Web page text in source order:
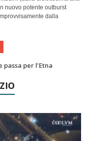
nuovo potente outburst
dalla